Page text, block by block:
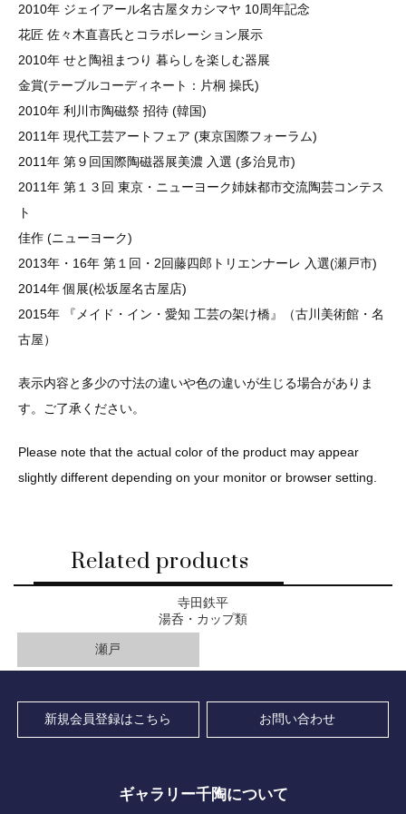
2010年 ジェイアール名古屋タカシマヤ 10周年記念
花匠 佐々木直喜氏とコラボレーション展示
2010年 せと陶祖まつり 暮らしを楽しむ器展
金賞(テーブルコーディネート：片桐 操氏)
2010年 利川市陶磁祭 招待 (韓国)
2011年 現代工芸アートフェア (東京国際フォーラム)
2011年 第９回国際陶磁器展美濃 入選 (多治見市)
2011年 第１３回 東京・ニューヨーク姉妹都市交流陶芸コンテス
ト
佳作 (ニューヨーク)
2013年・16年 第１回・2回藤四郎トリエンナーレ 入選(瀬戸市)
2014年 個展(松坂屋名古屋店)
2015年 『メイド・イン・愛知 工芸の架け橋』（古川美術館・名
古屋）
表示内容と多少の寸法の違いや色の違いが生じる場合がありま
す。ご了承ください。
Please note that the actual color of the product may appear
slightly different depending on your monitor or browser setting.
Related products
寺田鉄平
湯呑・カップ類
瀬戸
新規会員登録はこちら お問い合わせ
ギャラリー千陶について